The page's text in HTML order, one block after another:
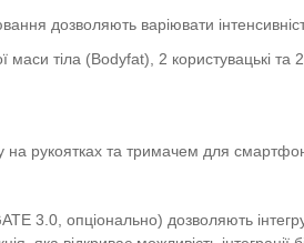
дозволяють варіювати
тіла (Bodyfat), 2 користувацькі та
рукоятках та тримачем для
3.0, опціонально) дозволяють